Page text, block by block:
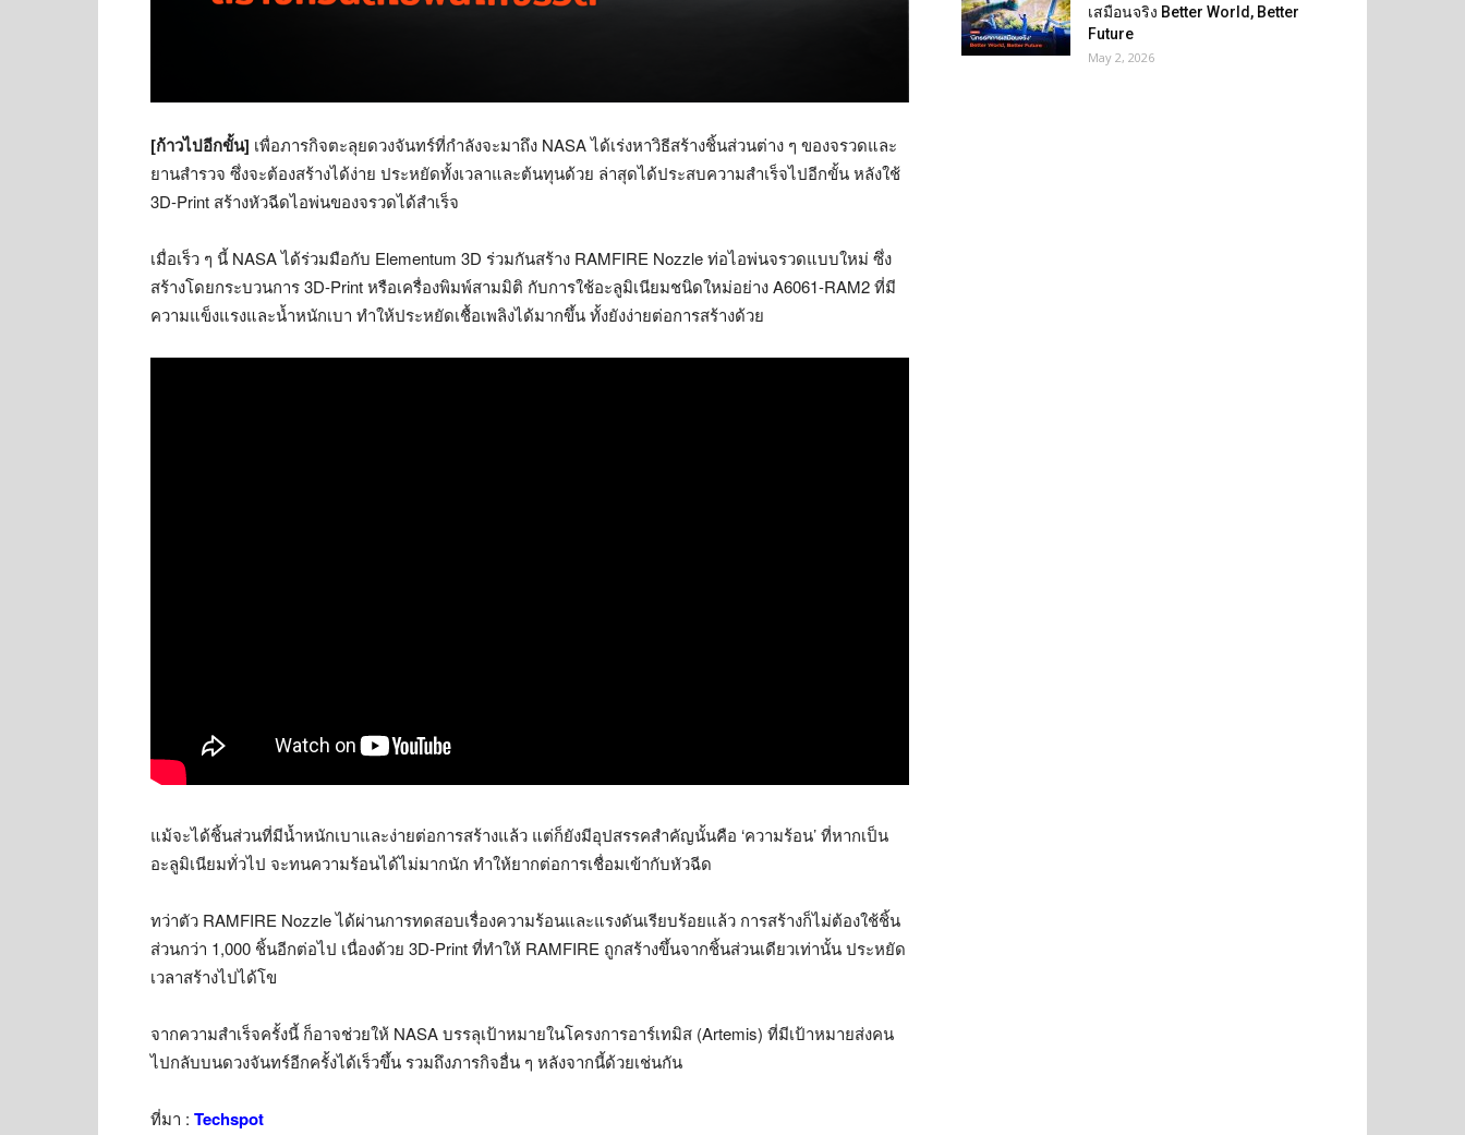
[ก้าวไปอีกขั้น] เพื่อภารกิจตะลุยดวงจันทร์ที่กำลังจะมาถึง NASA ได้เร่งหาวิธีสร้างชิ้นส่วนต่าง ๆ ของจรวดและ
ยานสำรวจ ซึ่งจะต้องสร้างได้ง่าย ประหยัดทั้งเวลาและต้นทุนด้วย ล่าสุดได้ประสบความสำเร็จไปอีกขั้น หลังใช้
3D-Print สร้างหัวฉีดไอพ่นของจรวดได้สำเร็จ
เมื่อเร็ว ๆ นี้ NASA ได้ร่วมมือกับ Elementum 3D ร่วมกันสร้าง RAMFIRE Nozzle ท่อไอพ่นจรวดแบบใหม่ ซึ่ง
สร้างโดยกระบวนการ 3D-Print หรือเครื่องพิมพ์สามมิติ กับการใช้อะลูมิเนียมชนิดใหม่อย่าง A6061-RAM2 ที่มี
ความแข็งแรงและน้ำหนักเบา ทำให้ประหยัดเชื้อเพลิงได้มากขึ้น ทั้งยังง่ายต่อการสร้างด้วย
แม้จะได้ชิ้นส่วนที่มีน้ำหนักเบาและง่ายต่อการสร้างแล้ว แต่ก็ยังมีอุปสรรคสำคัญนั้นคือ ‘ความร้อน’ ที่หากเป็น
อะลูมิเนียมทั่วไป จะทนความร้อนได้ไม่มากนัก ทำให้ยากต่อการเชื่อมเข้ากับหัวฉีด
ทว่าตัว RAMFIRE Nozzle ได้ผ่านการทดสอบเรื่องความร้อนและแรงดันเรียบร้อยแล้ว การสร้างก็ไม่ต้องใช้ชิ้น
ส่วนกว่า 1,000 ชิ้นอีกต่อไป เนื่องด้วย 3D-Print ที่ทำให้ RAMFIRE ถูกสร้างขึ้นจากชิ้นส่วนเดียวเท่านั้น ประหยัด
เวลาสร้างไปได้โข
จากความสำเร็จครั้งนี้ ก็อาจช่วยให้ NASA บรรลุเป้าหมายในโครงการอาร์เทมิส (Artemis) ที่มีเป้าหมายส่งคน
ไปกลับบนดวงจันทร์อีกครั้งได้เร็วขึ้น รวมถึงภารกิจอื่น ๆ หลังจากนี้ด้วยเช่นกัน
ที่มา : Techspot
เสมือนจริง Better World, Better
Future
May 2, 2026